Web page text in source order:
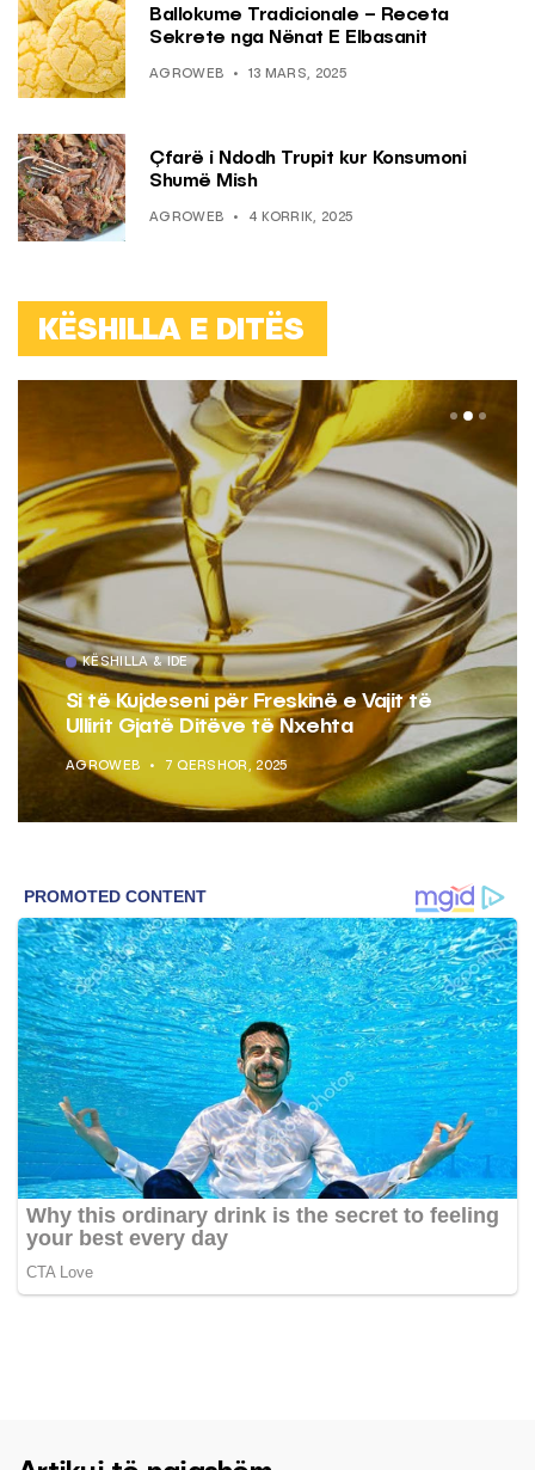
Ballokume Tradicionale – Receta
Sekrete nga Nënat E Elbasanit
AGROWEB 13 MARS, 2025
Çfarë i Ndodh Trupit kur Konsumoni
Shumë Mish
AGROWEB 4 KORRIK, 2025
KËSHILLA E DITËS
KËSHILLA & IDE
Si të Kujdeseni për Freskinë e Vajit të
Ullirit Gjatë Ditëve të Nxehta
AGROWEB 7 QERSHOR, 2025